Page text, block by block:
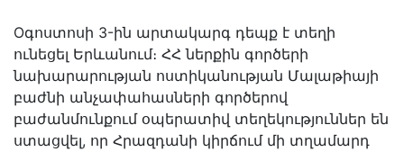
Oգոստոսի 3-ին արտակարգ դեպք է տեղի
ունեցել Երևանում։ ՀՀ ներքին գործերի
նախարարության ոստիկանության Մալաթիայի
բաժնի անչափահասների գործերով
բաժանմունքում օպերատիվ տեղեկություններ են
ստացվել, որ Հրազդանի կիրճում մի տղամարդ